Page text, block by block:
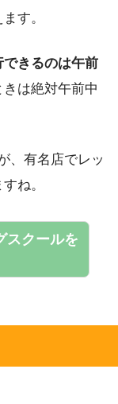
す。
きるのは午前
は絶対午前中
、有名店でレッ
ね。
スクールを